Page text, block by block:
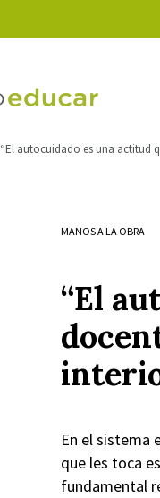
“El autocuidado es una actitud
MANOS A LA OBRA
“El
En el sistema
que les toca
fundamental